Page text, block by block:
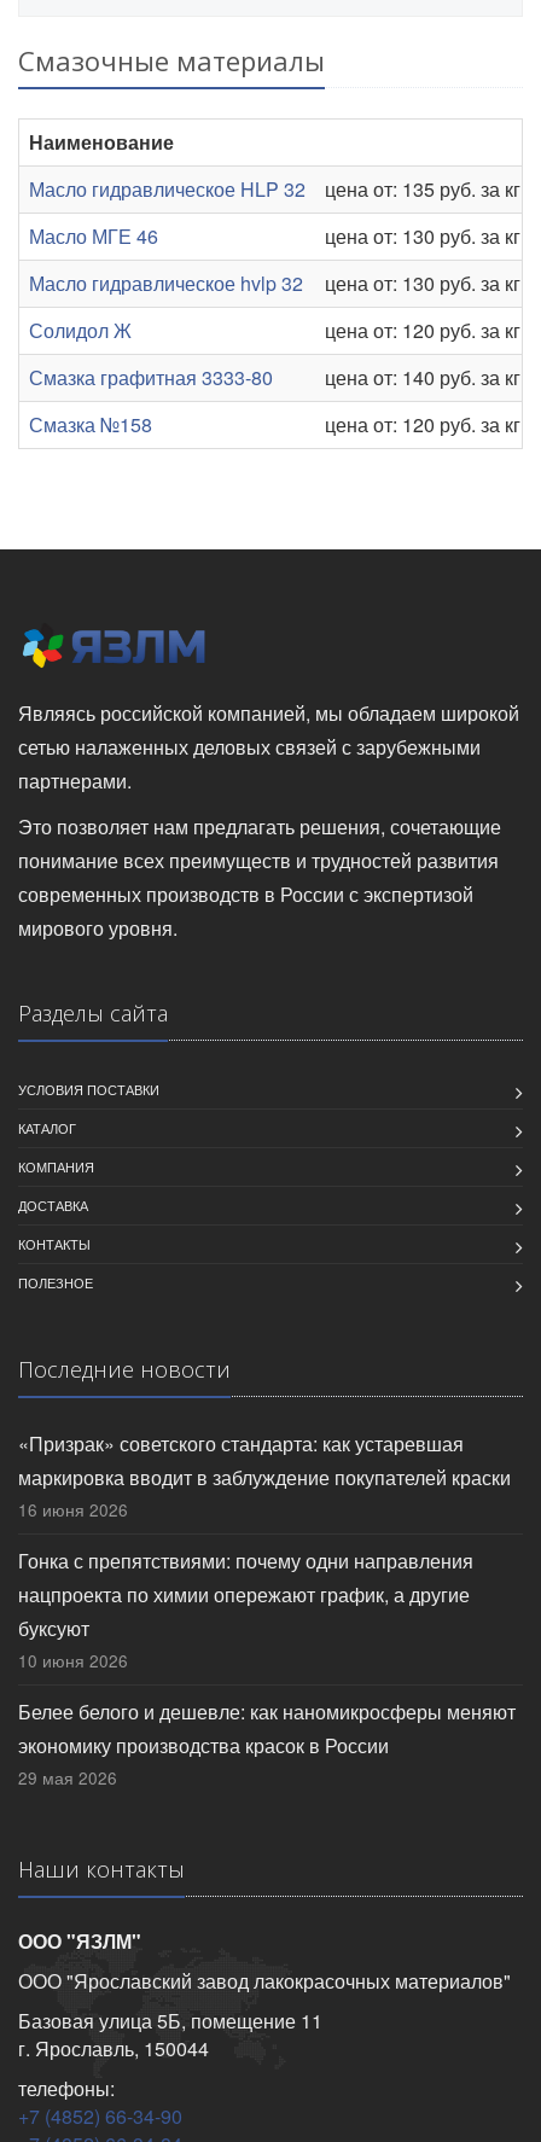
Смазочные материалы
Наименование
Масло гидравлическое HLP 32
цена от: 135 руб. за кг
Масло МГЕ 46
цена от: 130 руб. за кг
Масло гидравлическое hvlp 32
цена от: 130 руб. за кг
Солидол Ж
цена от: 120 руб. за кг
Смазка графитная 3333-80
цена от: 140 руб. за кг
Смазка №158
цена от: 120 руб. за кг
Являясь российской компанией, мы обладаем широкой
сетью налаженных деловых связей с зарубежными
партнерами.
Это позволяет нам предлагать решения, сочетающие
понимание всех преимуществ и трудностей развития
современных производств в России с экспертизой
мирового уровня.
Разделы сайта
УСЛОВИЯ ПОСТАВКИ
КАТАЛОГ
КОМПАНИЯ
ДОСТАВКА
КОНТАКТЫ
ПОЛЕЗНОЕ
Последние новости
«Призрак» советского стандарта: как устаревшая
маркировка вводит в заблуждение покупателей краски
16 июня 2026
Гонка с препятствиями: почему одни направления
нацпроекта по химии опережают график, а другие
буксуют
10 июня 2026
Белее белого и дешевле: как наномикросферы меняют
экономику производства красок в России
29 мая 2026
Наши контакты
ООО "ЯЗЛМ"
ООО "Ярославский завод лакокрасочных материалов"
Базовая улица 5Б, помещение 11
г. Ярославль, 150044
телефоны:
+7 (4852) 66-34-90